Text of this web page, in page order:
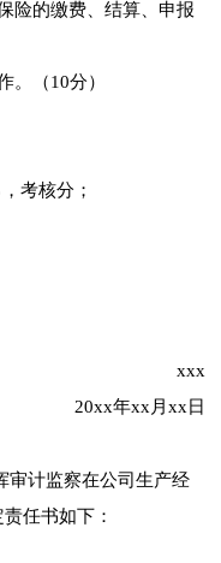
险的缴费、结算、申报
。（10分）
考核分；
xxx
20xx年xx月xx日
审计监察在公司生产经
任书如下：